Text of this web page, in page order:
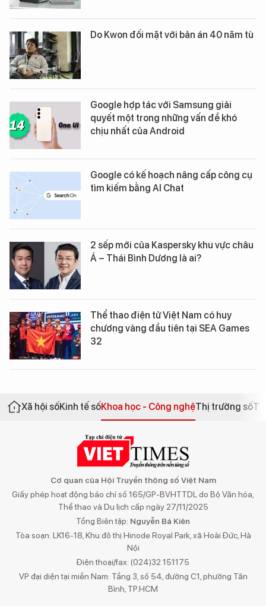
Do Kwon đối mặt với bản án 40 năm tù
Google hợp tác với Samsung giải
quyết một trong những vấn đề khó
chịu nhất của Android
Google có kế hoạch nâng cấp công cụ
tìm kiếm bằng AI Chat
2 sếp mới của Kaspersky khu vực châu
Á – Thái Bình Dương là ai?
Thể thao điện tử Việt Nam có huy
chương vàng đầu tiên tại SEA Games
32
Xã hội sốKinh tế sốKhoa học - Công nghệThị trường số
Cơ quan của Hội Truyền thông số Việt Nam
Giấy phép hoạt động báo chí số 165/GP-BVHTTDL do Bộ Văn hóa,
Thể thao và Du lịch cấp ngày 27/11/2025
Tổng Biên tập: Nguyễn Bá Kiên
Tòa soạn: LK16-18, Khu đô thị Hinode Royal Park, xã Hoài Đức, Hà
Nội
Điện thoại/fax: (024)32 151175
VP đại diện tại miền Nam: Tầng 3, số 54, đường C1, phường Tân
Bình, TP.HCM